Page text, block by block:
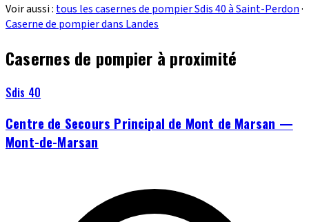
Voir aussi : tous les casernes de pompier Sdis 40 à Saint-Perdon·
Caserne de pompier dans Landes
Casernes de pompier à proximité
Sdis 40
Centre de Secours Principal de Mont de Marsan —
Mont-de-Marsan